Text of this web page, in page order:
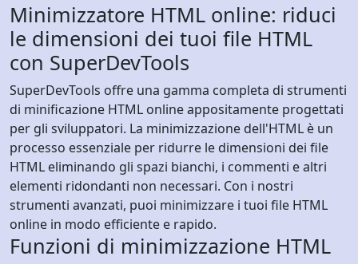
Minimizzatore HTML online: riduci
le dimensioni dei tuoi file HTML
con SuperDevTools
SuperDevTools offre una gamma completa di strumenti
di minificazione HTML online appositamente progettati
per gli sviluppatori. La minimizzazione dell'HTML è un
processo essenziale per ridurre le dimensioni dei file
HTML eliminando gli spazi bianchi, i commenti e altri
elementi ridondanti non necessari. Con i nostri
strumenti avanzati, puoi minimizzare i tuoi file HTML
online in modo efficiente e rapido.
Funzioni di minimizzazione HTML